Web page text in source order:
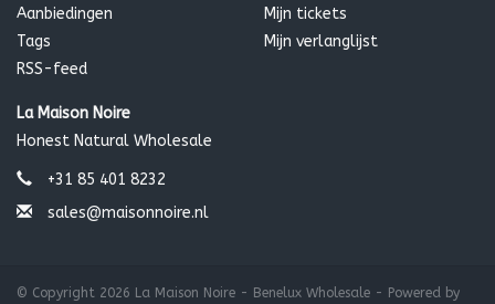
Aanbiedingen
Tags
RSS-feed
Mijn tickets
Mijn verlanglijst
La Maison Noire
Honest Natural Wholesale
+31 85 401 8232
sales@maisonnoire.nl
© Copyright 2026 La Maison Noire - Benelux Wholesale - Powered by